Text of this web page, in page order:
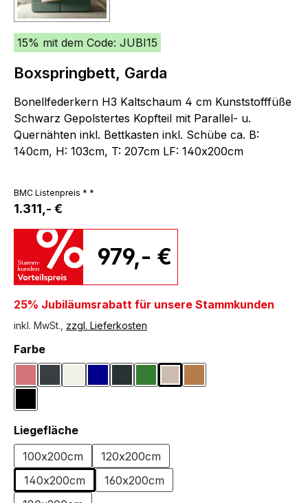
15% mit dem Code: JUBI15
Boxspringbett, Garda
Bonellfederkern H3 Kaltschaum 4 cm Kunststofffüße
Schwarz Gepolstertes Kopfteil mit Parallel- u.
Quernähten inkl. Bettkasten inkl. Schübe ca. B:
140cm, H: 103cm, T: 207cm LF: 140x200cm
BMC Listenpreis * *
1.311,- €
979,- €
25% Jubiläumsrabatt für unsere Stammkunden
inkl. MwSt., zzgl. Lieferkosten
Farbeauswählen
AltrosaAnthrazit
CremeDunkelblau
Dunkelgrau
Dunkelgrün
GreigeHellbraun
Schwarz
Liegeflächeauswählen
100x200cm
120x200cm
140x200cm
160x200cm